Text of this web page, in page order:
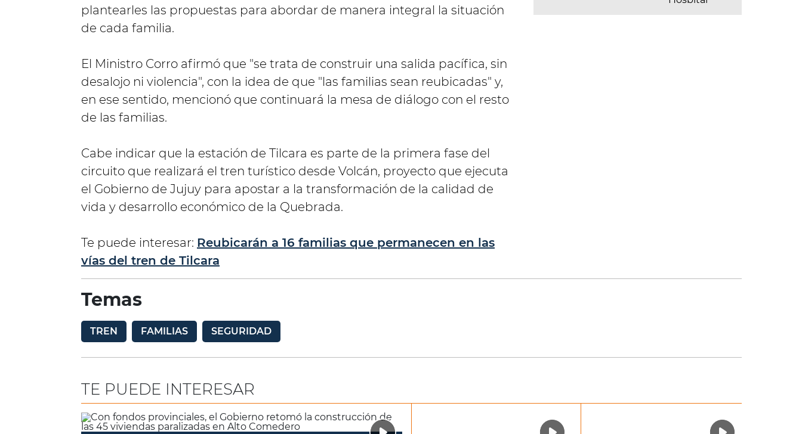
plantearles las propuestas para abordar de manera integral la situación
de cada familia.
El Ministro Corro afirmó que "se trata de construir una salida pacífica, sin
desalojo ni violencia", con la idea de que "las familias sean reubicadas" y,
en ese sentido, mencionó que continuará la mesa de diálogo con el resto
de las familias.
Cabe indicar que la estación de Tilcara es parte de la primera fase del
circuito que realizará el tren turístico desde Volcán, proyecto que ejecuta
el Gobierno de Jujuy para apostar a la transformación de la calidad de
vida y desarrollo económico de la Quebrada.
Te puede interesar: Reubicarán a 16 familias que permanecen en las
vías del tren de Tilcara
Temas
TREN FAMILIAS SEGURIDAD
TE PUEDE INTERESAR